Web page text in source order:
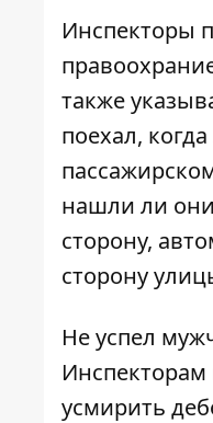
Инспекторы
также
поехал,
нашли ли они
сторону,
сторону
Не успел
усмирить